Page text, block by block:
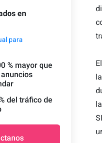
en
para
% mayor que
del tráfico de